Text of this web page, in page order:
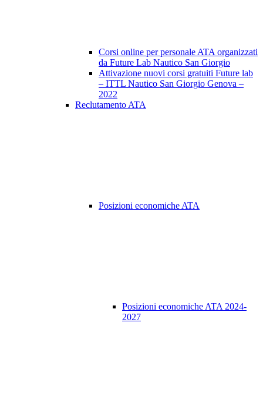
Corsi online per personale ATA organizzati
da Future Lab Nautico San Giorgio
Attivazione nuovi corsi gratuiti Future lab
– ITTL Nautico San Giorgio Genova –
2022
Reclutamento ATA
Posizioni economiche ATA
Posizioni economiche ATA 2024-
2027